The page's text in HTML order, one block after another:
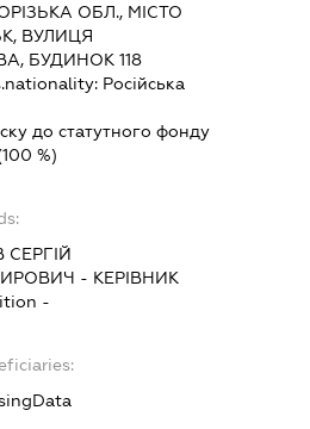
ОБЛ., МІСТО
ВУЛИЦЯ
БУДИНОК 118
Російська
до статутного фонду
%)
- КЕРІВНИК
-